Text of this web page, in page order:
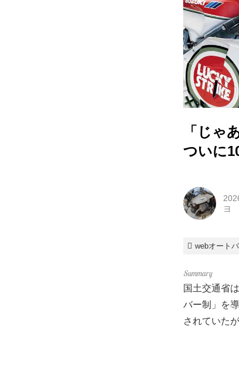
「じゃ
ついに
ヨ
webオート
国土交通省
バー制」を
されていた